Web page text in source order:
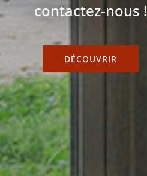
contactez-nous !
DÉCOUVRIR